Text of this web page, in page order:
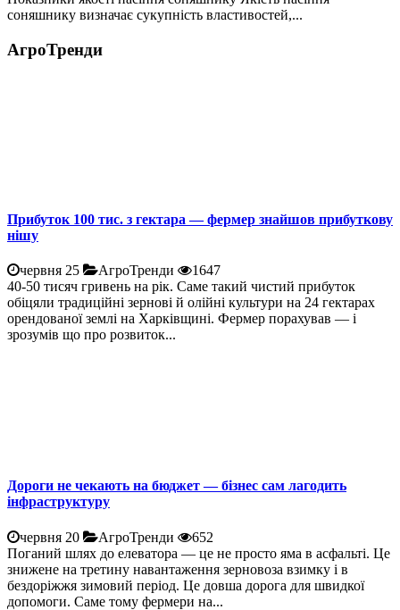
соняшнику визначає сукупність властивостей,...
АгроТренди
Прибуток 100 тис. з гектара — фермер знайшов прибуткову
нішу
червня 25 АгроТренди
1647
40-50 тисяч гривень на рік. Саме такий чистий прибуток
обіцяли традиційні зернові й олійні культури на 24 гектарах
орендованої землі на Харківщині. Фермер порахував — і
зрозумів що про розвиток...
Дороги не чекають на бюджет — бізнес сам лагодить
інфраструктуру
червня 20 АгроТренди
652
Поганий шлях до елеватора — це не просто яма в асфальті. Це
знижене на третину навантаження зерновоза взимку і в
бездоріжжя зимовий період. Це довша дорога для швидкої
допомоги. Саме тому фермери на...